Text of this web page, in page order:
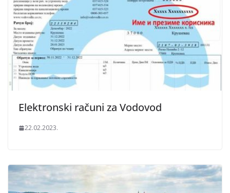
Elektronski računi za Vodovod
22.02.2023.